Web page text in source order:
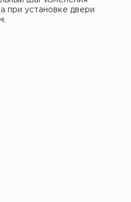
при установке двери